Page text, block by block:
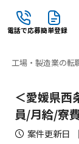
電話で応募簡単登録
工場・製造業の転
＜愛媛県西
員/月給/寮
案件更新日